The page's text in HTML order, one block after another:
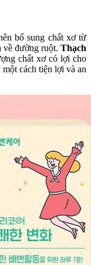
bổ sung chất xơ từ
về đường ruột. Thạch
chất xơ có lợi cho
cách tiện lợi và an